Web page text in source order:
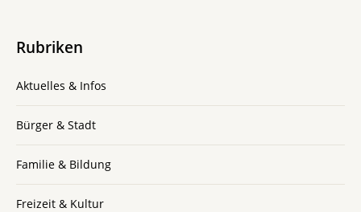
Rubriken
Aktuelles & Infos
Bürger & Stadt
Familie & Bildung
Freizeit & Kultur